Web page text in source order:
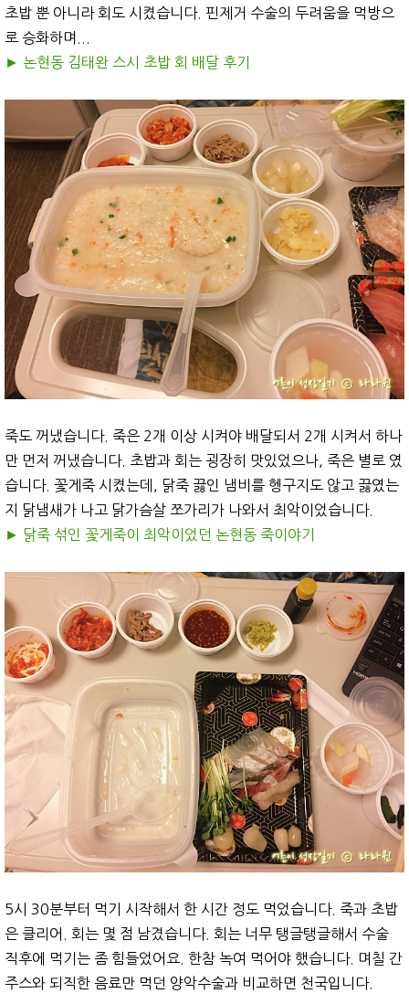
초밥 뿐 아니라 회도 시켰습니다. 핀제거 수술의 두려움을 먹방으
로 승화하며...
► 논현동 김태완 스시
초밥 회 배달 후기
죽도 꺼냈습니다. 죽은 2개 이상 시켜야 배달되서 2개 시켜서 하나
만 먼저 꺼냈습니다. 초밥과 회는 굉장히 맛있었으나, 죽은 별로 였
습니다. 꽃게죽 시켰는데, 닭죽 끓인 냄비를 헹구지도 않고 끓였는
지 닭냄새가 나고 닭가슴살 쪼가리가 나와서 최악이었습니다.
► 닭죽 섞인 꽃게죽이 최악이었던 논현동 죽이야기
5시 30분부터 먹기 시작해서 한 시간 정도 먹었습니다. 죽과 초밥
은 클리어. 회는 몇 점 남겼습니다. 회는 너무 탱글탱글해서 수술
직후에 먹기는 좀 힘들었어요. 한참 녹여 먹어야 했습니다. 며칠 간
주스와 되직한 음료만 먹던 양악수술과 비교하면 천국입니다.